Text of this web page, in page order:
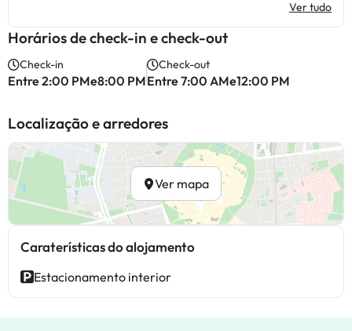
Ver tudo
Horários de check-in e check-out
Check-in
Entre 2:00 PMe8:00 PM
Check-out
Entre 7:00 AMe12:00 PM
Localização e arredores
Ver mapa
Caraterísticas do alojamento
Estacionamento interior